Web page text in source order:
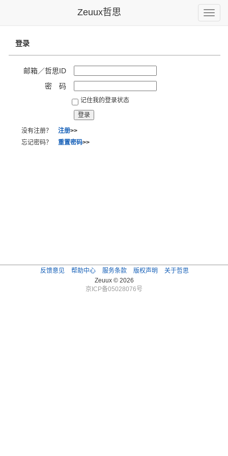
Toggle
Zeuux哲思
登录
邮箱／哲思ID
密 码
记住我的登录状态
没有注册？ 注册>>
忘记密码？ 重置密码>>
反馈意见 帮助中心 服务条款 版权声明
关于哲思
Zeuux © 2026
京ICP备05028076号